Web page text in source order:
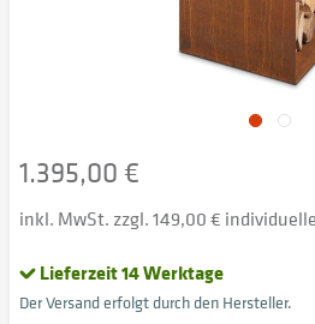
1.395,00 €
inkl. MwSt. zzgl. 149,00 €
Lieferzeit 14 Werktage
Der Versand erfolgt durch den Hersteller.